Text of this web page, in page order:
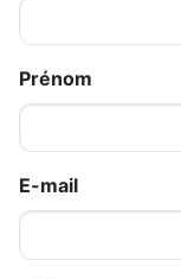
Prénom
E-mail